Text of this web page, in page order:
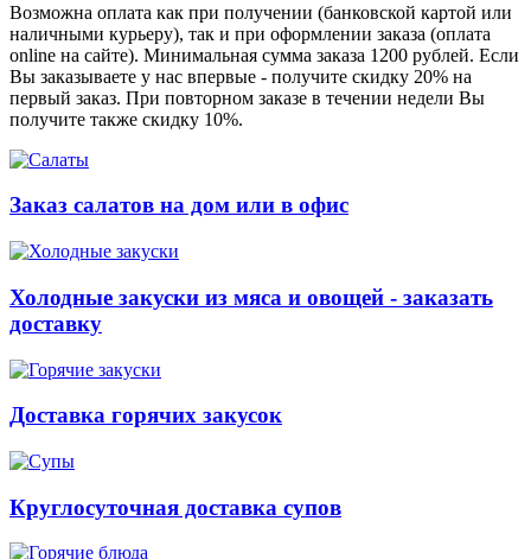
Возможна оплата как при получении (банковской картой или
наличными курьеру), так и при оформлении заказа (оплата
online на сайте). Минимальная сумма заказа 1200 рублей. Если
Вы заказываете у нас впервые - получите скидку 20% на
первый заказ. При повторном заказе в течении недели Вы
получите также скидку 10%.
Заказ салатов на дом или в офис
Холодные закуски из мяса и овощей - заказать
доставку
Доставка горячих закусок
Круглосуточная доставка супов